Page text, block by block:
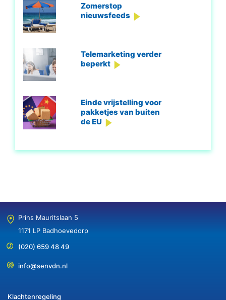
Zomerstop
nieuwsfeeds
Telemarketing verder
beperkt
Einde vrijstelling voor
pakketjes van buiten
de EU
Prins Mauritslaan 5
1171 LP Badhoevedorp
(020) 659 48 49
info@senvdn.nl
Klachtenregeling